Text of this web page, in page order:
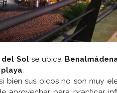
del Sol se ubica
.
bien sus picos no son muy